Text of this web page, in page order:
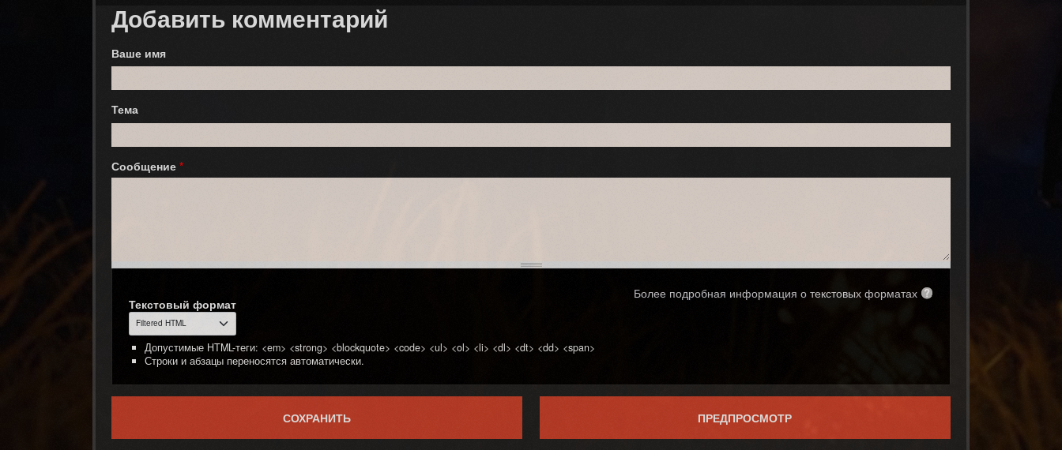
Добавить комментарий
Ваше имя
Тема
Сообщение *
Более подробная информация о текстовых форматах
Текстовый формат
Допустимые HTML-теги: <em> <strong> <blockquote> <code> <ul> <ol> <li> <dl> <dt> <dd> <span>
Строки и абзацы переносятся автоматически.